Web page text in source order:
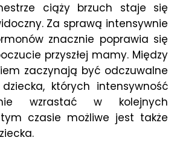
ciąży brzuch staje się
Za sprawą intensywnie
znacznie poprawia się
przyszłej mamy. Między
zaczynają być odczuwalne
których intensywność
wzrastać w kolejnych
czasie możliwe jest także